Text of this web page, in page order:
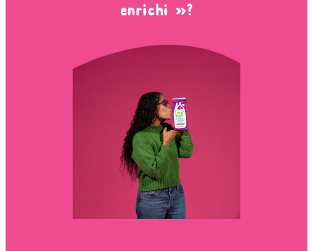
enrichi »?